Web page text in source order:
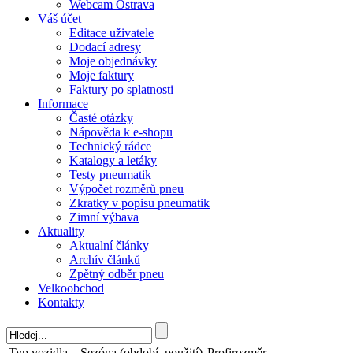
Webcam Ostrava
Váš účet
Editace uživatele
Dodací adresy
Moje objednávky
Moje faktury
Faktury po splatnosti
Informace
Časté otázky
Nápověda k e-shopu
Technický rádce
Katalogy a letáky
Testy pneumatik
Výpočet rozměrů pneu
Zkratky v popisu pneumatik
Zimní výbava
Aktuality
Aktualní články
Archív článků
Zpětný odběr pneu
Velkoobchod
Kontakty